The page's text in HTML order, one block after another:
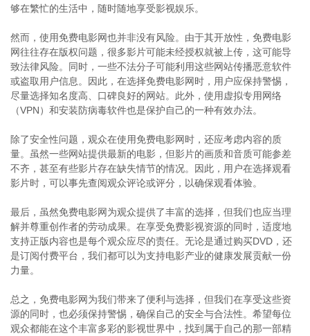
够在繁忙的生活中，随时随地享受影视娱乐。
然而，使用免费电影网也并非没有风险。由于其开放性，免费电影
网往往存在版权问题，很多影片可能未经授权就被上传，这可能导
致法律风险。同时，一些不法分子可能利用这些网站传播恶意软件
或盗取用户信息。因此，在选择免费电影网时，用户应保持警惕，
尽量选择知名度高、口碑良好的网站。此外，使用虚拟专用网络
（VPN）和安装防病毒软件也是保护自己的一种有效办法。
除了安全性问题，观众在使用免费电影网时，还应考虑内容的质
量。虽然一些网站提供最新的电影，但影片的画质和音质可能参差
不齐，甚至有些影片存在缺失情节的情况。因此，用户在选择观看
影片时，可以事先查阅观众评论或评分，以确保观看体验。
最后，虽然免费电影网为观众提供了丰富的选择，但我们也应当理
解并尊重创作者的劳动成果。在享受免费影视资源的同时，适度地
支持正版内容也是每个观众应尽的责任。无论是通过购买DVD，还
是订阅付费平台，我们都可以为支持电影产业的健康发展贡献一份
力量。
总之，免费电影网为我们带来了便利与选择，但我们在享受这些资
源的同时，也必须保持警惕，确保自己的安全与合法性。希望每位
观众都能在这个丰富多彩的影视世界中，找到属于自己的那一部精